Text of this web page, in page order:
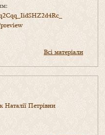
preview
Всі матеріали
Петрівни